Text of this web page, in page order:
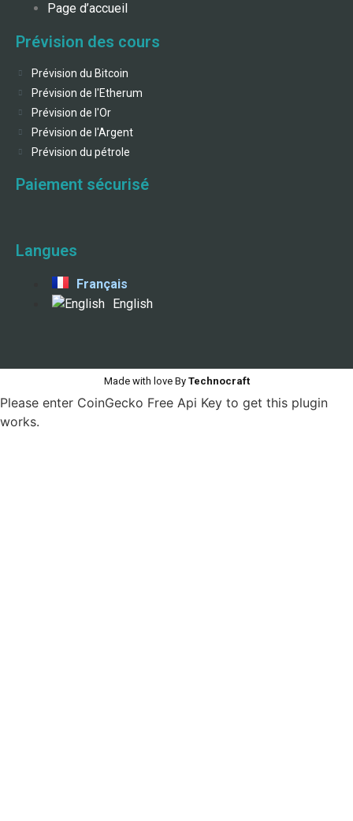
Page d’accueil
Prévision des cours
Prévision du Bitcoin
Prévision de l'Etherum
Prévision de l'Or
Prévision de l'Argent
Prévision du pétrole
Paiement sécurisé
Langues
Français
English
Made with love ByTechnocraft
Please enter CoinGecko Free Api Key to get this plugin
works.